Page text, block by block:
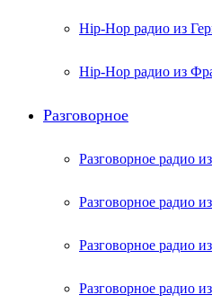
Hip-Hop радио из
Hip-Hop радио из
Разговорное
Разговорное радио
Разговорное радио
Разговорное радио
Разговорное радио